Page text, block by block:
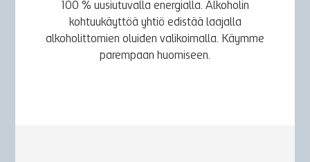
100 % uusiutuvalla energialla. Alkoholin
kohtuukäyttöä yhtiö edistää laajalla
alkoholittomien oluiden valikoimalla. Käymme
parempaan huomiseen.